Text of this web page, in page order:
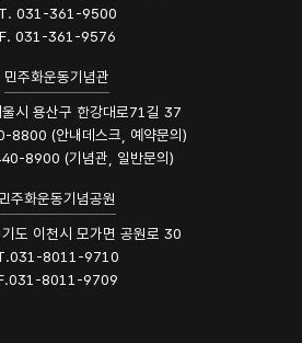
T. 031-361-9500
F. 031-361-9576
민주화운동기념관
시 용산구 한강대로71길 37
(안내데스크, 예약문의)
8900 (기념관, 일반문의)
민주화운동기념공원
도 이천시 모가면 공원로 30
8011-9710
8011-9709